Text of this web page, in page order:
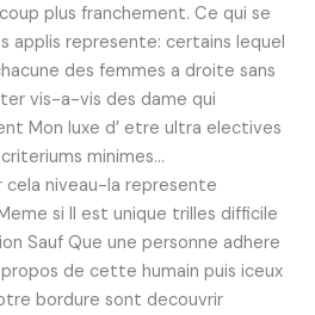
plus franchement. Ce qui se
applis represente: certains lequel
des femmes a droite sans
vis-a-vis des dame qui
Mon luxe d’ etre ultra electives
minimes…
cela niveau-la represente
si Il est unique trilles difficile
Sauf Que une personne adhere
de cette humain puis iceux
bordure sont decouvrir